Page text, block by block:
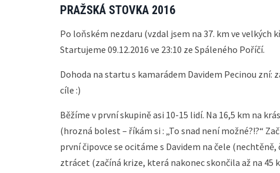
PRAŽSKÁ STOVKA 2016
Po loňském nezdaru (vzdal jsem na 37. km ve velkých
Startujeme 09.12.2016 ve 23:10 ze Spáleného Poříčí.
Dohoda na startu s kamarádem Davidem Pecinou zní:
cíle :)
Běžíme v první skupině asi 10-15 lidí. Na 16,5 km na
(hrozná bolest – říkám si : „To snad není možné?!?“
první čipovce se ocitáme s Davidem na čele
ztrácet (začíná krize, která nakonec skončila až na 45